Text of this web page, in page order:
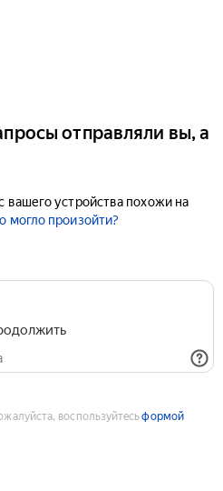
отправляли вы, а
вашего устройства похожи на
могло произойти?
воспользуйтесьформой